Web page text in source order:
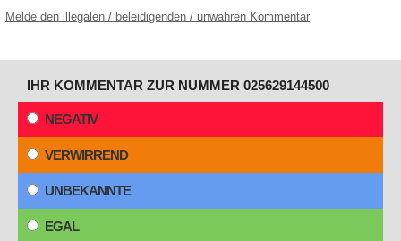
Melde den illegalen / beleidigenden / unwahren Kommentar
IHR KOMMENTAR ZUR NUMMER 025629144500
NEGATIV
VERWIRREND
UNBEKANNTE
EGAL